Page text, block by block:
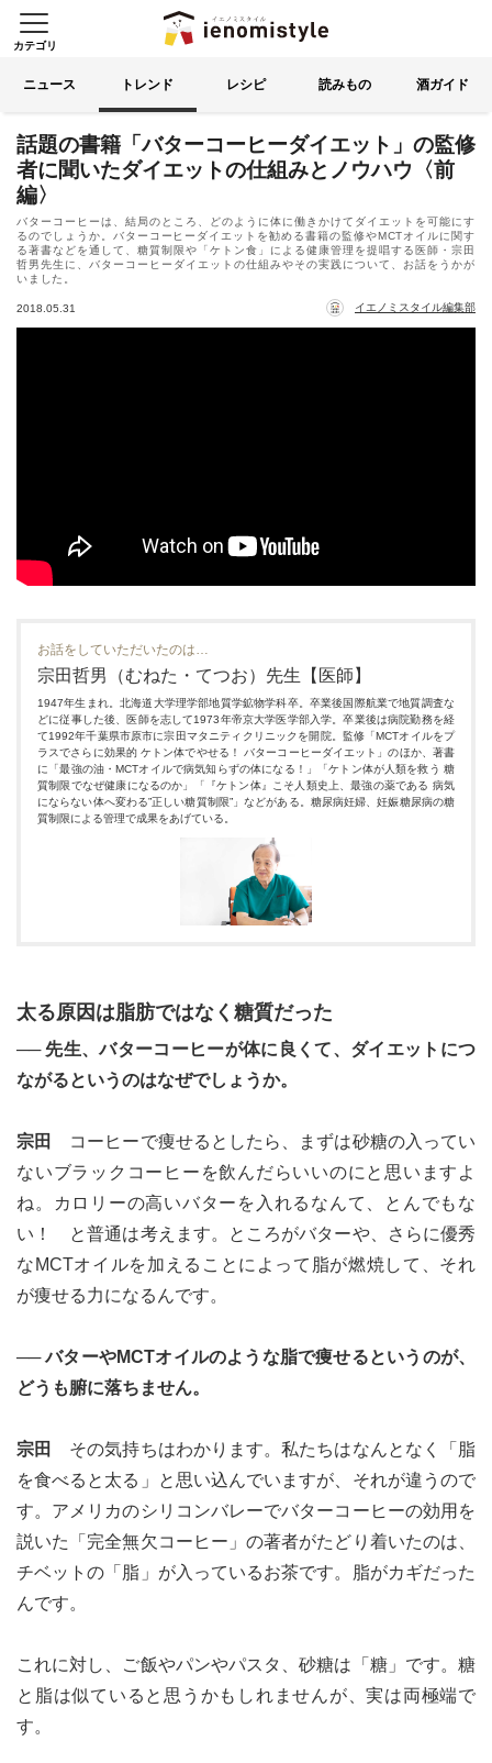
イエノミスタイル 家飲みを楽
カテゴリ
る
ニュース トレンド レシピ 読みもの 酒ガイド
話題の書籍「バターコーヒーダイエット」の監修
者に聞いたダイエットの仕組みとノウハウ〈前
編〉
バターコーヒーは、結局のところ、どのように体に働きかけてダイエットを可能にす
るのでしょうか。バターコーヒーダイエットを勧める書籍の監修やMCTオイルに関す
る著書などを通して、糖質制限や「ケトン食」による健康管理を提唱する医師・宗田
哲男先生に、バターコーヒーダイエットの仕組みやその実践について、お話をうかが
いました。
2018.05.31 イエノミスタイル編集部
お話をしていただいたのは…
宗田哲男（むねた・てつお）先生【医師】
1947年生まれ。北海道大学理学部地質学鉱物学科卒。卒業後国際航業で地質調査な
どに従事した後、医師を志して1973年帝京大学医学部入学。卒業後は病院勤務を経
て1992年千葉県市原市に宗田マタニティクリニックを開院。監修「MCTオイルをプ
ラスでさらに効果的 ケトン体でやせる！ バターコーヒーダイエット」のほか、著書
に「最強の油・MCTオイルで病気知らずの体になる！」「ケトン体が人類を救う 糖
質制限でなぜ健康になるのか」「『ケトン体』こそ人類史上、最強の薬である 病気
にならない体へ変わる”正しい糖質制限”」などがある。糖尿病妊婦、妊娠糖尿病の糖
質制限による管理で成果をあげている。
太る原因は脂肪ではなく糖質だった
── 先生、バターコーヒーが体に良くて、ダイエットにつ
ながるというのはなぜでしょうか。
宗田
コーヒーで痩せるとしたら、まずは砂糖の入ってい
ないブラックコーヒーを飲んだらいいのにと思いますよ
ね。カロリーの高いバターを入れるなんて、とんでもな
い！ と普通は考えます。ところがバターや、さらに優秀
なMCTオイルを加えることによって脂が燃焼して、それ
が痩せる力になるんです。
── バターやMCTオイルのような脂で痩せるというのが、
どうも腑に落ちません。
宗田
その気持ちはわかります。私たちはなんとなく「脂
を食べると太る」と思い込んでいますが、それが違うので
す。アメリカのシリコンバレーでバターコーヒーの効用を
説いた「完全無欠コーヒー」の著者がたどり着いたのは、
チベットの「脂」が入っているお茶です。脂がカギだった
んです。
これに対し、ご飯やパンやパスタ、砂糖は「糖」です。糖
と脂は似ていると思うかもしれませんが、実は両極端で
す。